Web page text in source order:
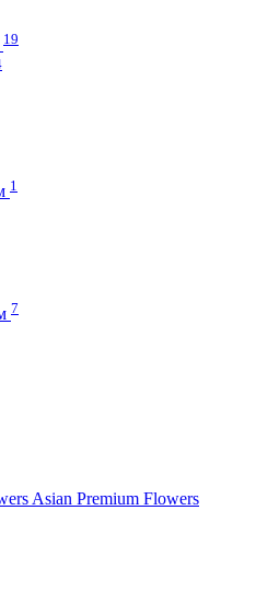
19
1
7
Asian Premium Flowers